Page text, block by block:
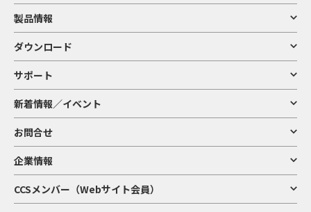
製品情報
ダウンロード
サポート
新着情報／イベント
お問合せ
企業情報
CCSメンバー（Webサイト会員）